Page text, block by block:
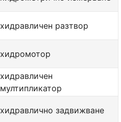
хидравличен разтвор
хидромотор
хидравличен
мултипликатор
хидравлично задвижване